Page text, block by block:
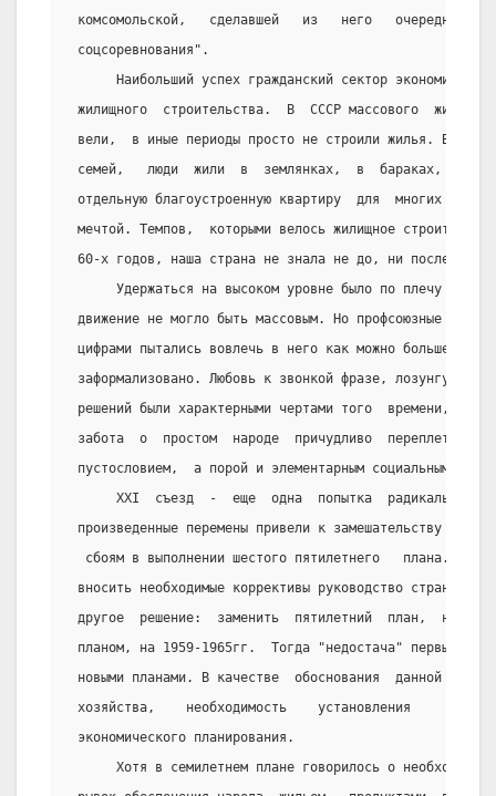
комсомольской,   сделавшей   из   него   очередную
соцсоревнования".
Наибольший успех гражданский сектор экономики
жилищного  строительства.  В  СССР массового
вели,  в иные периоды просто не строили жилья. Война
семей,   люди  жили  в  землянках,  в  бараках,  в
отдельную благоустроенную квартиру  для  многих были
мечтой. Темпов,  которыми велось жилищное
60-х годов, наша страна не знала не до, ни после
Удержаться на высоком уровне было по плечу
движение не могло быть массовым. Но профсоюзные
цифрами пытались вовлечь в него как можно больше
заформализовано. Любовь к звонкой фразе, лозунгу,
решений были характерными чертами того  времени,
забота  о  простом  народе  причудливо
пустословием,  а порой и элементарным социальным
XXI  съезд  -  еще  одна  попытка  радикального
произведенные перемены привели к замешательству в
сбоям в выполнении шестого пятилетнего   плана.
вносить необходимые коррективы руководство страны
другое  решение:  заменить  пятилетний  план,  на
планом, на 1959-1965гг.  Тогда "недостача" первых лет
новыми планами. В качестве  обоснования  данной меры
хозяйства,    необходимость    установления
экономического планирования.
Хотя в семилетнем плане говорилось о